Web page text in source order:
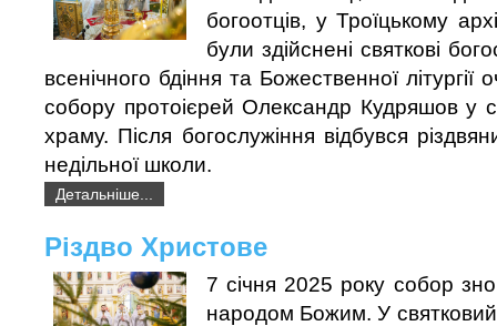
богоотців, у Троїцькому
були здійснені святкові
всенічного бдіння та Божественної
собору протоієрей Олександр Кудряшов у
храму. Після богослужіння відбувся
недільної школи.
Детальніше...
Різдво Христове
7 січня 2025 року собор
народом Божим. У